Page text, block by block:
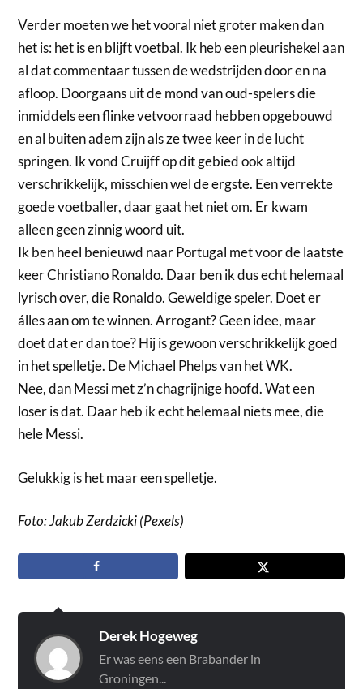
Verder moeten we het vooral niet groter maken dan
het is: het is en blijft voetbal. Ik heb een pleurishekel aan
al dat commentaar tussen de wedstrijden door en na
afloop. Doorgaans uit de mond van oud-spelers die
inmiddels een flinke vetvoorraad hebben opgebouwd
en al buiten adem zijn als ze twee keer in de lucht
springen. Ik vond Cruijff op dit gebied ook altijd
verschrikkelijk, misschien wel de ergste. Een verrekte
goede voetballer, daar gaat het niet om. Er kwam
alleen geen zinnig woord uit.
Ik ben heel benieuwd naar Portugal met voor de laatste
keer Christiano Ronaldo. Daar ben ik dus echt helemaal
lyrisch over, die Ronaldo. Geweldige speler. Doet er
álles aan om te winnen. Arrogant? Geen idee, maar
doet dat er dan toe? Hij is gewoon verschrikkelijk goed
in het spelletje. De Michael Phelps van het WK.
Nee, dan Messi met z’n chagrijnige hoofd. Wat een
loser is dat. Daar heb ik echt helemaal niets mee, die
hele Messi.
Gelukkig is het maar een spelletje.
Foto: Jakub Zerdzicki (Pexels)
Derek Hogeweg
Er was eens een Brabander in
Groningen...